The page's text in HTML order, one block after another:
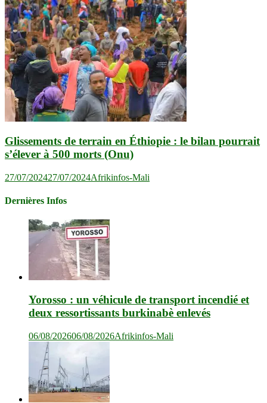
Glissements de terrain en Éthiopie : le bilan pourrait
s’élever à 500 morts (Onu)
27/07/202427/07/2024Afrikinfos-Mali
Dernières Infos
Yorosso : un véhicule de transport incendié et
deux ressortissants burkinabè enlevés
06/08/202606/08/2026Afrikinfos-Mali